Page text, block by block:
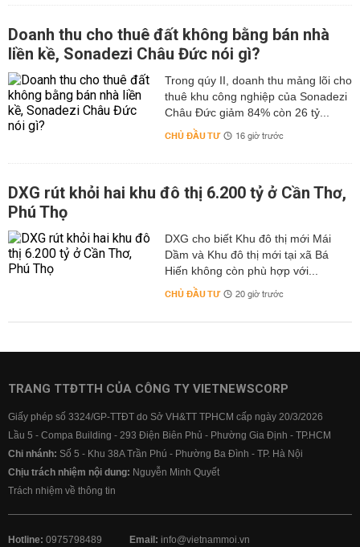
Doanh thu cho thuê đất không bằng bán nhà
liền kề, Sonadezi Châu Đức nói gì?
Trong qúy II, doanh thu mảng lõi cho
thuê khu công nghiệp của Sonadezi
Châu Đức giảm 84% còn 26 tỷ...
CHỦ ĐẦU TƯ 16 giờ trước
DXG rút khỏi hai khu đô thị 6.200 tỷ ở Cần Thơ,
Phú Thọ
DXG cho biết Khu đô thị mới Mái
Dầm và Khu đô thị mới tại xã Bá
Hiến không còn phù hợp với...
CHỦ ĐẦU TƯ 20 giờ trước
TRANG TTĐTTH CỦA CÔNG TY VIETNEWSCORP
Giấy phép số 3324/GP-TTĐT do Sở VH&TT TPHCM cấp ngày 20/3/2026
Lầu 5 - Compa Building - 293 Điện Biên Phủ - Phường Gia Định - TP.HCM
Chi nhánh: Số 5 - Khu 38A Trần Phú - Phường Ba Đình - TP. Hà Nội
Chịu trách nhiệm nội dung: Nguyễn Minh Quyết
Trách nhiệm về thông tin
Hotline: 0975798489 Email: info@vietnammoi.vn